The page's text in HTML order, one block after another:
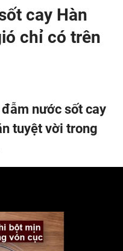
cay Hàn
chỉ có trên
nước sốt cay
tuyệt vời trong